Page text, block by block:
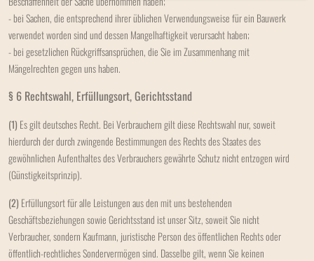
- bei Sachen, die entsprechend ihrer üblichen Verwendungsweise für ein Bauwerk
verwendet worden sind und dessen Mangelhaftigkeit verursacht haben;
- bei gesetzlichen Rückgriffsansprüchen, die Sie im Zusammenhang mit
Mängelrechten gegen uns haben.
§ 6 Rechtswahl, Erfüllungsort, Gerichtsstand
(1) Es gilt deutsches Recht. Bei Verbrauchern gilt diese Rechtswahl nur, soweit
hierdurch der durch zwingende Bestimmungen des Rechts des Staates des
gewöhnlichen Aufenthaltes des Verbrauchers gewährte Schutz nicht entzogen wird
(Günstigkeitsprinzip).
(2) Erfüllungsort für alle Leistungen aus den mit uns bestehenden
Geschäftsbeziehungen sowie Gerichtsstand ist unser Sitz, soweit Sie nicht
Verbraucher, sondern Kaufmann, juristische Person des öffentlichen Rechts oder
öffentlich-rechtliches Sondervermögen sind. Dasselbe gilt, wenn Sie keinen